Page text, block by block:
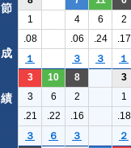
1 4 6 2
.08
.06 .24 .17
１
３ ３ １
3 10 8 3
3 6 2 1
.21
.22 .16 .18
３
６ ３ ２
節
成
績